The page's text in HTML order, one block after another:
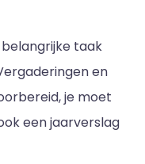
taak
en
je moet
een jaarverslag